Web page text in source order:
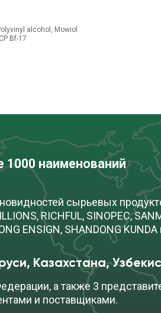
alcohol, Mowiol
Bf-17
1000 наименований
сырьевых
RICHFUL, SINOPEC,
ENSIGN, SHANDONG
Казахстана,
а также 3
и поставщиками.